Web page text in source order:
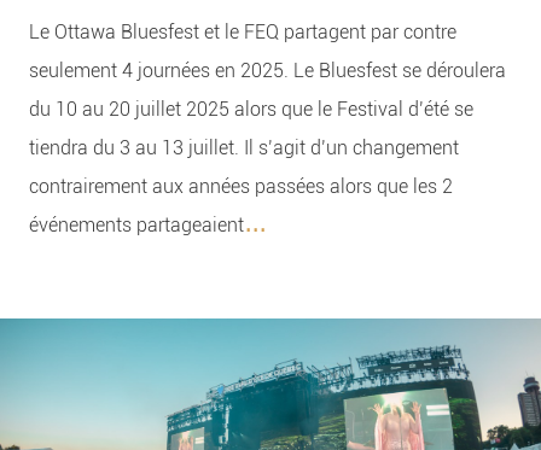
Le Ottawa Bluesfest et le FEQ partagent par contre
seulement 4 journées en 2025. Le Bluesfest se déroulera
du 10 au 20 juillet 2025 alors que le Festival d’été se
tiendra du 3 au 13 juillet. Il s’agit d’un changement
contrairement aux années passées alors que les 2
événements partageaient...